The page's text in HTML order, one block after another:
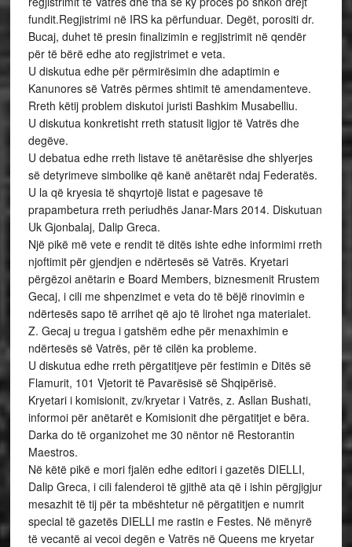
fundit.Regjistrimi në IRS ka përfunduar. Degët, porositi dr.
Bucaj, duhet të presin finalizimin e regjistrimit në qendër
për të bërë edhe ato regjistrimet e veta.
U diskutua edhe për përmirësimin dhe adaptimin e
Kanunores së Vatrës përmes shtimit të amendamenteve.
Rreth këtij problem diskutoi juristi Bashkim Musabelliu.
U diskutua konkretisht rreth statusit ligjor të Vatrës dhe
degëve.
U debatua edhe rreth listave të anëtarësise dhe shlyerjes
së detyrimeve simbolike që kanë anëtarët ndaj Federatës.
U la që kryesia të shqyrtojë listat e pagesave të
prapambetura rreth periudhës Janar-Mars 2014. Diskutuan
Uk Gjonbalaj, Dalip Greca.
Një pikë më vete e rendit të ditës ishte edhe informimi rreth
njoftimit për gjendjen e ndërtesës së Vatrës. Kryetari
përgëzoi anëtarin e Board Members, biznesmenit Rrustem
Gecaj, i cili me shpenzimet e veta do të bëjë rinovimin e
ndërtesës sapo të arrihet që ajo të lirohet nga materialet.
Z. Gecaj u tregua i gatshëm edhe për menaxhimin e
ndërtesës së Vatrës, për të cilën ka probleme.
U diskutua edhe rreth përgatitjeve për festimin e Ditës së
Flamurit, 101 Vjetorit të Pavarësisë së Shqipërisë.
Kryetari i komisionit, zv/kryetar i Vatrës, z. Asllan Bushati,
informoi për anëtarët e Komisionit dhe përgatitjet e bëra.
Darka do të organizohet me 30 nëntor në Restorantin
Maestros.
Në këtë pikë e mori fjalën edhe editori i gazetës DIELLI,
Dalip Greca, i cili falenderoi të gjithë ata që i ishin përgjigjur
mesazhit të tij për ta mbështetur në përgatitjen e numrit
special të gazetës DIELLI me rastin e Festes. Në mënyrë
të vecantë ai vecoi degën e Vatrës në Queens me kryetar